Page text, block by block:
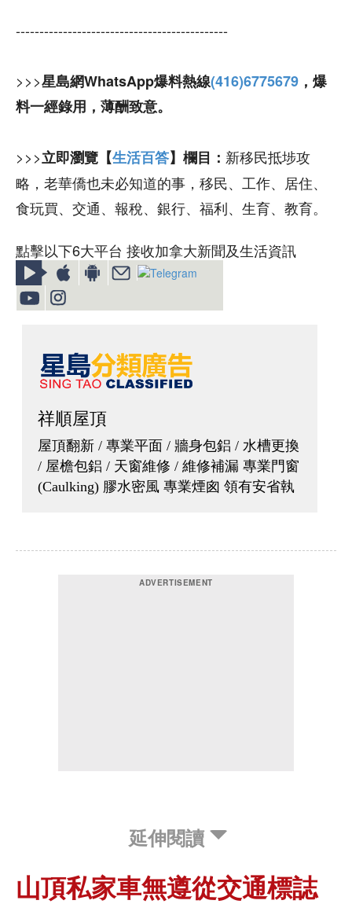
---------------------------------------------
>>>星島網WhatsApp爆料熱線(416)6775679 ，爆
料一經錄用，薄酬致意。
>>>立即瀏覽【生活百答】欄目： 新移民抵埗攻
略，老華僑也未必知道的事，移民、工作、居住、
食玩買、交通、報稅、銀行、福利、生育、教育。
點擊以下6大平台 接收加拿大新聞及生活資訊
延伸閱讀
山頂私家車無遵從交通標誌